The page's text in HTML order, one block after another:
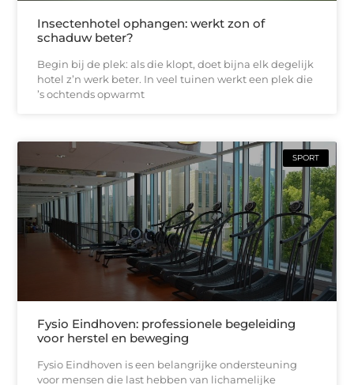
Insectenhotel ophangen: werkt zon of
schaduw beter?
Begin bij de plek: als die klopt, doet bijna elk degelijk
hotel z’n werk beter. In veel tuinen werkt een plek die
’s ochtends opwarmt
SPORT
Fysio Eindhoven: professionele begeleiding
voor herstel en beweging
Fysio Eindhoven is een belangrijke ondersteuning
voor mensen die last hebben van lichamelijke